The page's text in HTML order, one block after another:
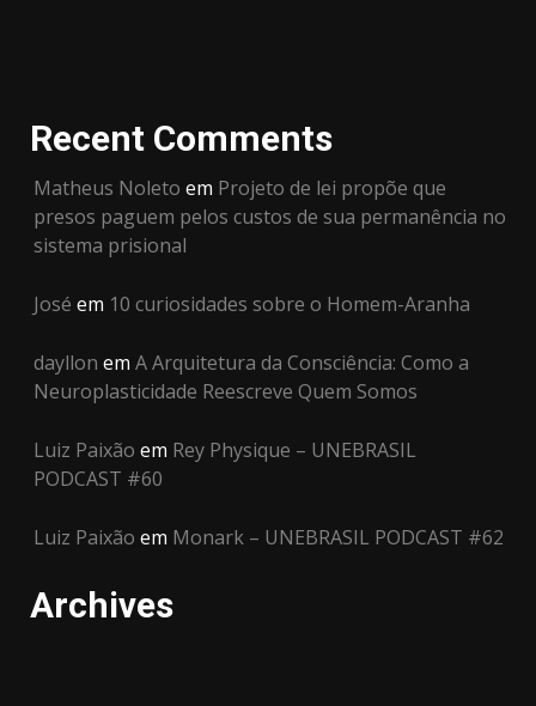
Recent Comments
Matheus Noleto em Projeto de lei propõe que
presos paguem pelos custos de sua permanência no
sistema prisional
José em 10 curiosidades sobre o Homem-Aranha
dayllon em A Arquitetura da Consciência: Como a
Neuroplasticidade Reescreve Quem Somos
Luiz Paixão em Rey Physique – UNEBRASIL
PODCAST #60
Luiz Paixão em Monark – UNEBRASIL PODCAST #62
Archives